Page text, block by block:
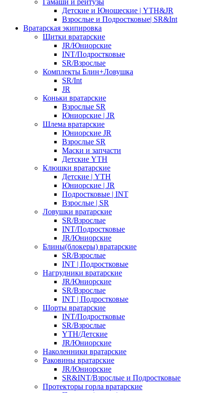
Гамаши и рейтузы
Детские и Юношеские | YTH&JR
Взрослые и Подростковые| SR&Int
Вратарская экипировка
Щитки вратарские
JR/Юниорские
INT/Подростковые
SR/Взрослые
Комплекты Блин+Ловушка
SR/Int
JR
Коньки вратарские
Взрослые SR
Юниорские | JR
Шлема вратарские
Юниорские JR
Взрослые SR
Маски и запчасти
Детские YTH
Клюшки вратарские
Детские | YTH
Юниорские | JR
Подростковые | INT
Взрослые | SR
Ловушки вратарские
SR/Взрослые
INT/Подростковые
JR/Юниорские
Блины(блокеры) вратарские
SR/Взрослые
INT | Подростковые
Нагрудники вратарские
JR/Юниорские
SR/Взрослые
INT | Подростковые
Шорты вратарские
INT/Подростковые
SR/Взрослые
YTH/Детские
JR/Юниорские
Наколенники вратарские
Раковины вратарские
JR/Юниорские
SR&INT/Взрослые и Подростковые
Протекторы горла вратарские